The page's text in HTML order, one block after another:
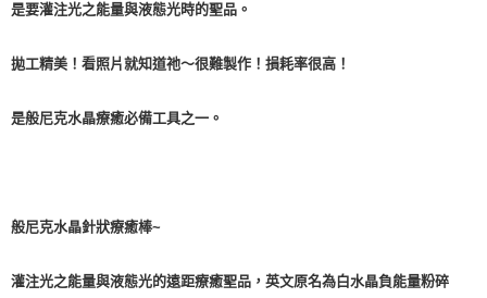
是要灌注光之能量與液態光時的聖品。
拋工精美！看照片就知道祂～很難製作！損耗率很高！
是般尼克水晶療癒必備工具之一。
般尼克水晶針狀療癒棒~
灌注光之能量與液態光的遠距療癒聖品，英文原名為白水晶負能量粉碎